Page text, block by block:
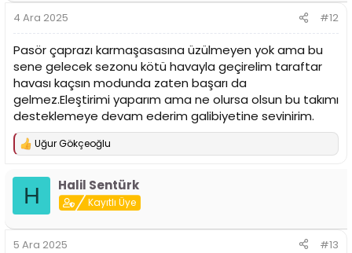
:
4 Ara 2025 #12
Pasör çaprazı karmaşasasına üzülmeyen yok ama bu
sene gelecek sezonu kötü havayla geçirelim taraftar
havası kaçsın modunda zaten başarı da
gelmez.Eleştirimi yaparım ama ne olursa olsun bu takımı
desteklemeye devam ederim galibiyetine sevinirim.
T
p
l
Uğur Gökçeoğlu
H Halil Sentürk
Kayıtlı Üye
5 Ara 2025 #13